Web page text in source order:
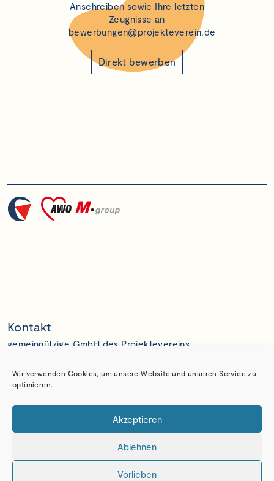
Wir verwenden Cookies, um unsere Website und unseren Service zu
optimieren.
Akzeptieren
Ablehnen
Vorlieben
Anschreiben sowie Ihre letzten
Zeugnisse an
bewerbungen@projekteverein.de
Direkt bewerben
Kontakt
gemeinnützige GmbH des Projektevereins
E:geschaeftsstelle@projekteverein.de
T: (089) 67 10 01
Spenden
IBAN: DE26 5206 0410 0005 3433 64
BIC: GEN0DEF1EK1